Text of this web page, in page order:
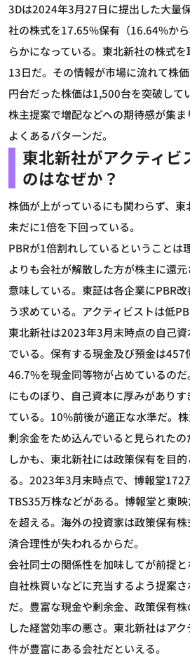
3Dは2024年3月27日に提出した大量
社の株式を17.65%保有（16.64%か
らかになっている。東北新社の株式
13日だ。その情報が市場に流れて株
円台だった株価は1,500台を突破して
株主提案で増配などへの期待感が集
よくあるパターンだ。
東北新社がアクティビ
のはなぜか？
株価が上がっているにも関わらず、東
未だに1倍を下回っている。
PBRが1倍割れしているということは
よりも会社が解散した方が株主に還
意味している。東証は各企業にPBR
う求めている。アクティビストは低
東北新社は2023年3月末時点の自己
でいる。保有する現金及び預金は457
46.7%を現金同等物が占めているの
にものぼり、自己資本に厚みがあり
ている。10%前後が適正な水準だ。
剰余金をため込んでいると見られたの
しかも、東北新社には政策保有を目
る。2023年3月末時点で、博報堂172
TBS35万株などがある。博報堂と東
を超える。海外の投資家は政策保有
済合理性が失われるからだ。
会社同士の関係性を加味してが前提
自社株買いなどに充当するよう提案
だ。豊富な現金や剰余金、政策保有
した経営効率の悪さ。東北新社はア
件が豊富にある会社だといえる。